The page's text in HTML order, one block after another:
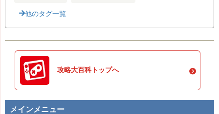
他のタグ一覧
攻略大百科トップへ
メインメニュー